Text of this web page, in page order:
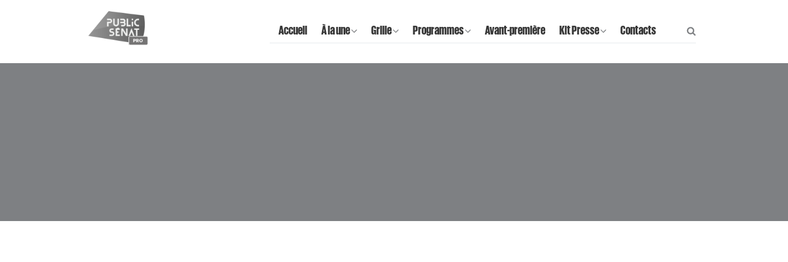
Accueil À la une Grille Programmes Avant-première Kit Presse Contacts